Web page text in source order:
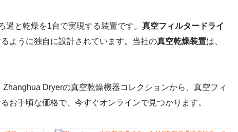
と乾燥を1台で実現する装置です。 真空フィルタードライ
ように独自に設計されています。当社の真空乾燥装置は、
Zhanghua Dryerの真空乾燥機器コレクションから、真空フィ
お手頃な価格で、今すぐオンラインで見つかります。